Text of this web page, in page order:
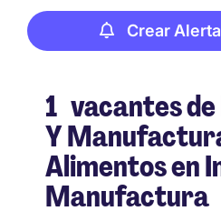
Crear
1 vacantes
Y
Alimentos en
Manufactura